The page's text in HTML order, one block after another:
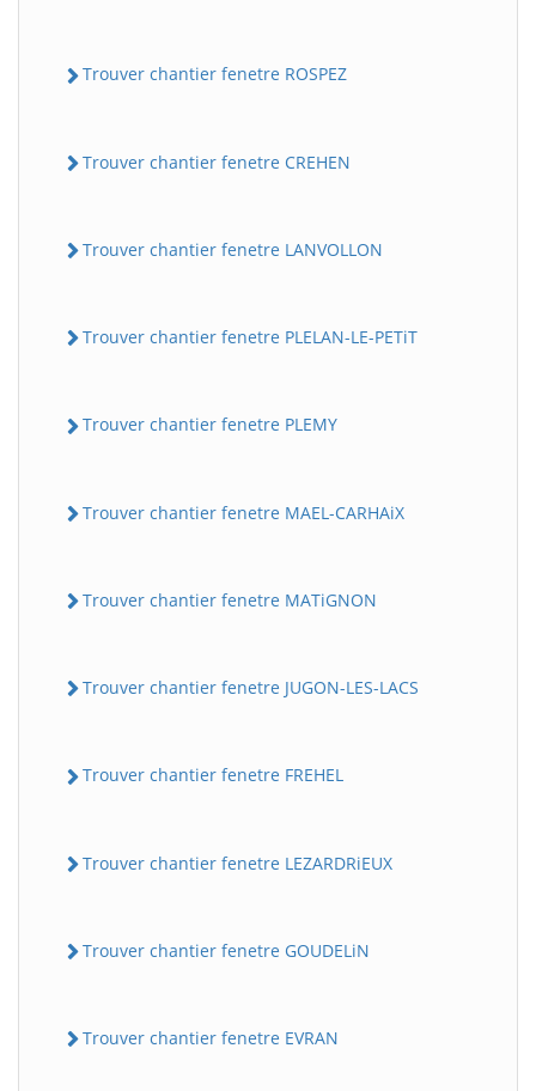
Trouver chantier fenetre ROSPEZ
Trouver chantier fenetre CREHEN
Trouver chantier fenetre LANVOLLON
Trouver chantier fenetre PLELAN-LE-PETiT
Trouver chantier fenetre PLEMY
Trouver chantier fenetre MAEL-CARHAiX
Trouver chantier fenetre MATiGNON
Trouver chantier fenetre JUGON-LES-LACS
Trouver chantier fenetre FREHEL
Trouver chantier fenetre LEZARDRiEUX
Trouver chantier fenetre GOUDELiN
Trouver chantier fenetre EVRAN